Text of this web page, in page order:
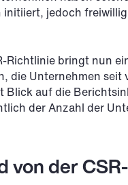
jedoch
Richtlinie bringt nun
die Unternehmen seit
Blick auf die
der Anzahl der
von der